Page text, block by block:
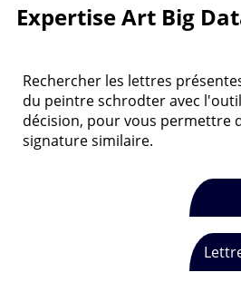
Expertise Art Big
Rechercher les lettres
du peintre schrodter avec
décision, pour vous permettre
signature similaire.